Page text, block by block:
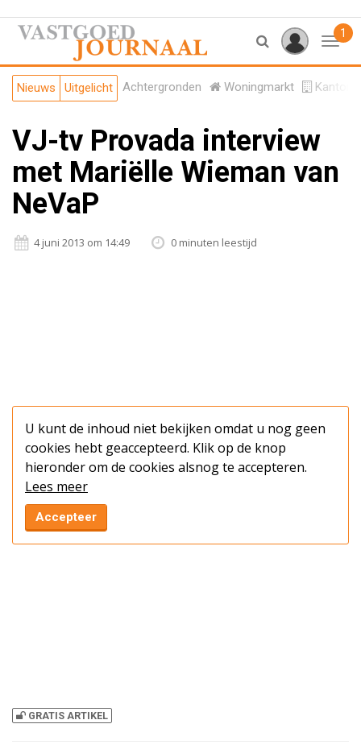
1
Nieuws Uitgelicht Achtergronden Woningmarkt
VJ-tv Provada interview
met Mariëlle Wieman van
NeVaP
4 juni 2013 om 14:49 0 minuten leestijd
U kunt de inhoud niet bekijken omdat u nog geen
cookies hebt geaccepteerd. Klik op de knop
hieronder om de cookies alsnog te accepteren.
Lees meer
Accepteer
GRATIS ARTIKEL